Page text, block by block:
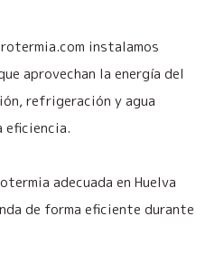
instalamos
aprovechan la energía del
refrigeración y agua
adecuada en Huelva
de forma eficiente durante